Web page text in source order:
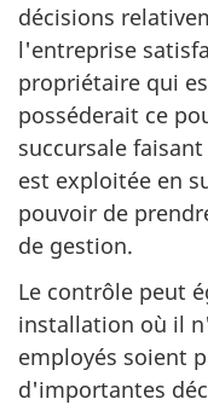
décisions
l'entreprise
propriétaire qui
posséderait ce
succursale
est exploitée en
pouvoir de
de gestion.
Le contrôle peut
installation où il
employés soient
d'importantes